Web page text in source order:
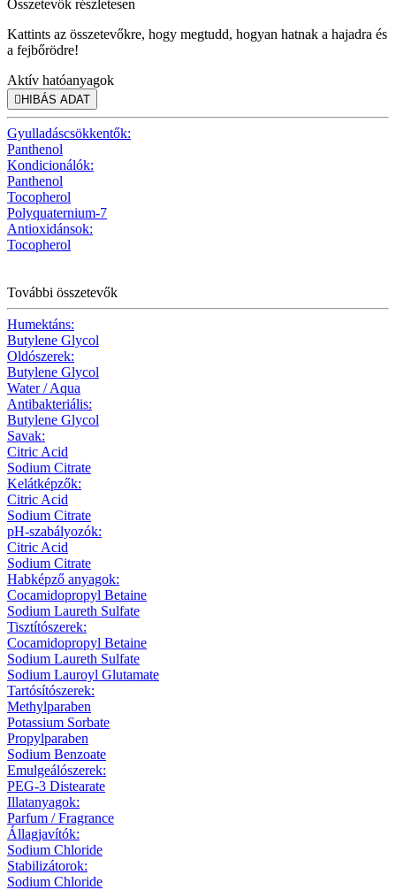
Összetevők részletesen
Kattints az összetevőkre, hogy megtudd, hogyan hatnak a hajadra és
a fejbőrödre!
Aktív hatóanyagok
HIBÁS ADAT
Gyulladáscsökkentők:
Panthenol
Kondicionálók:
Panthenol
Tocopherol
Polyquaternium-7
Antioxidánsok:
Tocopherol
További összetevők
Humektáns:
Butylene Glycol
Oldószerek:
Butylene Glycol
Water / Aqua
Antibakteriális:
Butylene Glycol
Savak:
Citric Acid
Sodium Citrate
Kelátképzők:
Citric Acid
Sodium Citrate
pH-szabályozók:
Citric Acid
Sodium Citrate
Habképző anyagok:
Cocamidopropyl Betaine
Sodium Laureth Sulfate
Tisztítószerek:
Cocamidopropyl Betaine
Sodium Laureth Sulfate
Sodium Lauroyl Glutamate
Tartósítószerek:
Methylparaben
Potassium Sorbate
Propylparaben
Sodium Benzoate
Emulgeálószerek:
PEG-3 Distearate
Illatanyagok:
Parfum / Fragrance
Állagjavítók:
Sodium Chloride
Stabilizátorok:
Sodium Chloride